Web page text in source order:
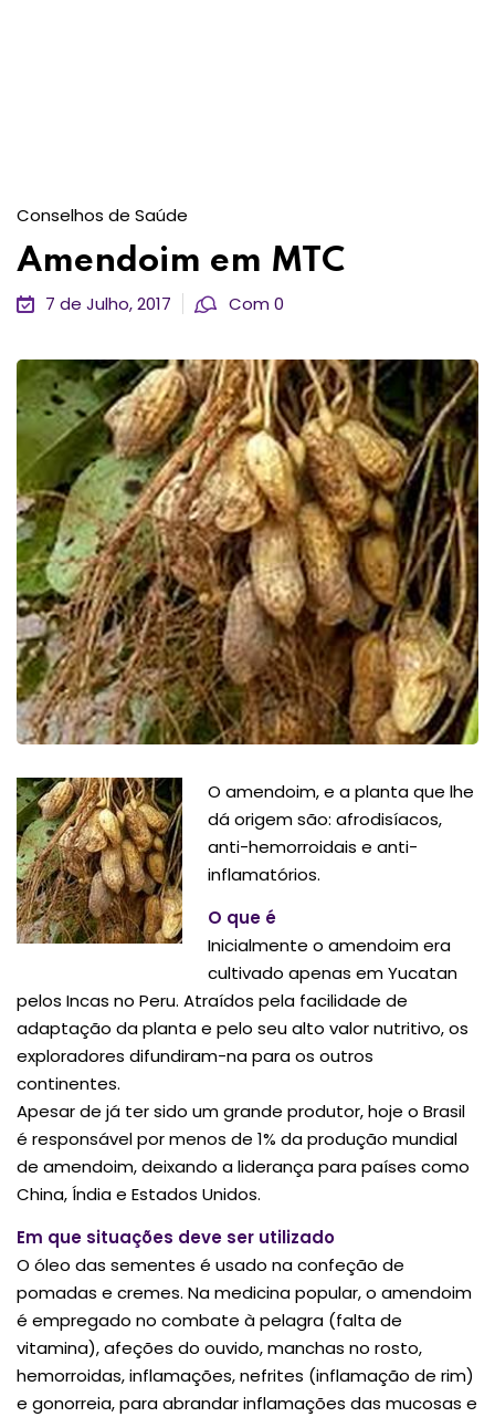
Conselhos de Saúde
Amendoim em MTC
7 de Julho, 2017 Com 0
O amendoim, e a planta que lhe
dá origem são: afrodisíacos,
anti-hemorroidais e anti-
inflamatórios.
O que é
Inicialmente o amendoim era
cultivado apenas em Yucatan
pelos Incas no Peru. Atraídos pela facilidade de
adaptação da planta e pelo seu alto valor nutritivo, os
exploradores difundiram-na para os outros
continentes.
Apesar de já ter sido um grande produtor, hoje o Brasil
é responsável por menos de 1% da produção mundial
de amendoim, deixando a liderança para países como
China, Índia e Estados Unidos.
Em que situações deve ser utilizado
O óleo das sementes é usado na confeção de
pomadas e cremes. Na medicina popular, o amendoim
é empregado no combate à pelagra (falta de
vitamina), afeções do ouvido, manchas no rosto,
hemorroidas, inflamações, nefrites (inflamação de rim)
e gonorreia, para abrandar inflamações das mucosas e